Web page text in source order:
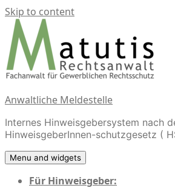
Skip to content
Anwaltliche Meldestelle
Internes Hinweisgebersystem nach
HinweisgeberInnen-schutzgesetz (
Menu and widgets
Für Hinweisgeber: